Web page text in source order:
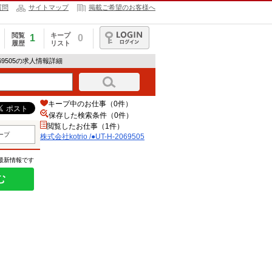
問 サイトマップ 掲載ご希望のお客様へ
閲覧
履歴
1
キープ
リスト
0
ログイン
の求人情報詳細
プ
新情報です
キープ中のお仕事（0件）
保存した検索条件（0件）
閲覧したお仕事（1件）
株式会社kotrio /●UT-H-2069505